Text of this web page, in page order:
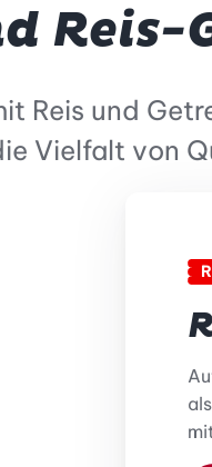
Reis-
Reis und
Vielfalt von